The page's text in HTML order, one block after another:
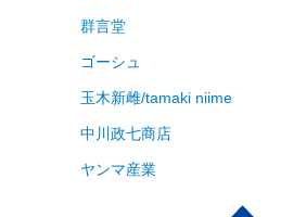
群言堂
ゴーシュ
玉木新雌/tamaki niime
中川政七商店
ヤンマ産業